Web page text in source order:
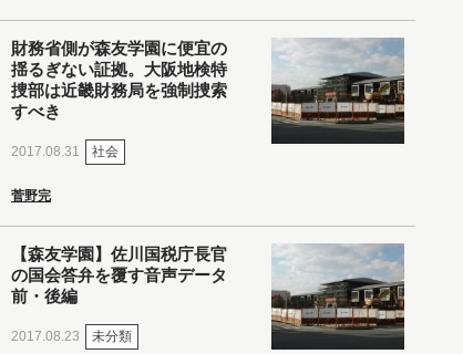
財務省側が森友学園に便宜の
揺るぎない証拠。大阪地検特
捜部は近畿財務局を強制捜索
すべき
2017.08.31 社会
菅野完
【森友学園】佐川国税庁長官
の国会答弁を覆す音声データ
前・後編
2017.08.23 未分類